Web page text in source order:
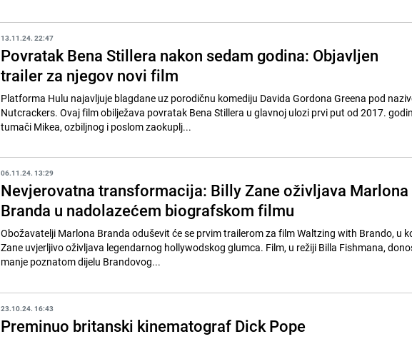
13.11.24. 22:47
Povratak Bena Stillera nakon sedam godina: Objavljen
trailer za njegov novi film
Platforma Hulu najavljuje blagdane uz porodičnu komediju Davida Gordona Greena pod
Nutcrackers. Ovaj film obilježava povratak Bena Stillera u glavnoj ulozi prvi put od 2017.
tumači Mikea, ozbiljnog i poslom zaokuplj...
06.11.24. 13:29
Nevjerovatna transformacija: Billy Zane oživljava Marlona
Branda u nadolazećem biografskom filmu
Obožavatelji Marlona Branda oduševit će se prvim trailerom za film Waltzing with Brando, u
Zane uvjerljivo oživljava legendarnog hollywodskog glumca. Film, u režiji Billa Fishmana,
manje poznatom dijelu Brandovog...
23.10.24. 16:43
Preminuo britanski kinematograf Dick Pope